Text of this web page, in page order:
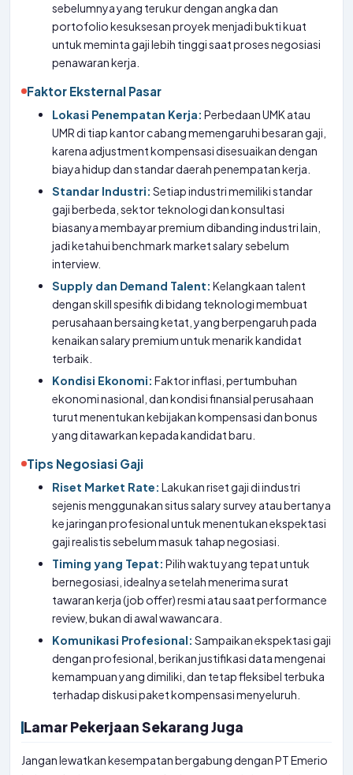
sebelumnya yang terukur dengan angka dan
portofolio kesuksesan proyek menjadi bukti kuat
untuk meminta gaji lebih tinggi saat proses negosiasi
penawaran kerja.
Faktor Eksternal Pasar
Lokasi Penempatan Kerja: Perbedaan UMK atau
UMR di tiap kantor cabang memengaruhi besaran gaji,
karena adjustment kompensasi disesuaikan dengan
biaya hidup dan standar daerah penempatan kerja.
Standar Industri: Setiap industri memiliki standar
gaji berbeda, sektor teknologi dan konsultasi
biasanya membayar premium dibanding industri lain,
jadi ketahui benchmark market salary sebelum
interview.
Supply dan Demand Talent: Kelangkaan talent
dengan skill spesifik di bidang teknologi membuat
perusahaan bersaing ketat, yang berpengaruh pada
kenaikan salary premium untuk menarik kandidat
terbaik.
Kondisi Ekonomi: Faktor inflasi, pertumbuhan
ekonomi nasional, dan kondisi finansial perusahaan
turut menentukan kebijakan kompensasi dan bonus
yang ditawarkan kepada kandidat baru.
Tips Negosiasi Gaji
Riset Market Rate: Lakukan riset gaji di industri
sejenis menggunakan situs salary survey atau bertanya
ke jaringan profesional untuk menentukan ekspektasi
gaji realistis sebelum masuk tahap negosiasi.
Timing yang Tepat: Pilih waktu yang tepat untuk
bernegosiasi, idealnya setelah menerima surat
tawaran kerja (job offer) resmi atau saat performance
review, bukan di awal wawancara.
Komunikasi Profesional: Sampaikan ekspektasi gaji
dengan profesional, berikan justifikasi data mengenai
kemampuan yang dimiliki, dan tetap fleksibel terbuka
terhadap diskusi paket kompensasi menyeluruh.
Lamar Pekerjaan Sekarang Juga
Jangan lewatkan kesempatan bergabung dengan PT Emerio